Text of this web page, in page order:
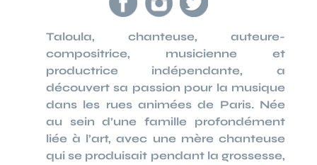
Taloula, chanteuse, auteure-
compositrice, musicienne et
productrice indépendante, a
découvert sa passion pour la musique
dans les rues animées de Paris. Née
au sein d’une famille profondément
liée à l’art, avec une mère chanteuse
qui se produisait pendant la grossesse,